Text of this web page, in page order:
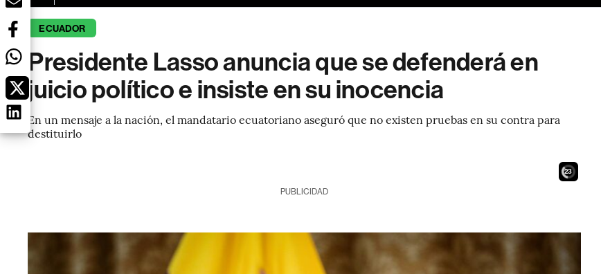
ECUADOR
Presidente Lasso anuncia que se defenderá en
juicio político e insiste en su inocencia
En un mensaje a la nación, el mandatario ecuatoriano aseguró que no existen pruebas en su contra para
destituirlo
21
PUBLICIDAD